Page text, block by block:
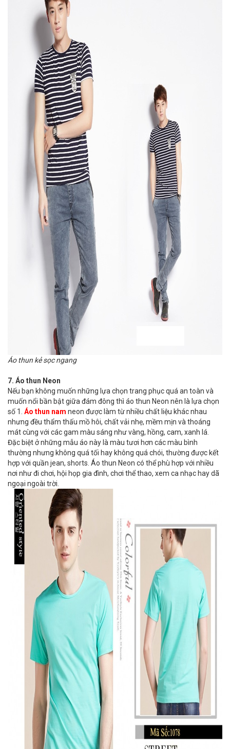
Áo thun kẻ sọc ngang
7. Áo thun Neon
Nếu bạn không muốn những lựa chọn trang phục quá an toàn và
muốn nổi bần bật giữa đám đông thì áo thun Neon nên là lựa chọn
số 1. Áo thun nam neon được làm từ nhiều chất liệu khác nhau
nhưng đều thẩm thấu mồ hôi, chất vải nhẹ, mềm mịn và thoáng
mát cùng với các gam màu sáng như vàng, hồng, cam, xanh lá.
Đặc biệt ở những mẫu áo này là màu tươi hơn các màu bình
thường nhưng không quá tối hay không quá chói, thường được kết
hợp với quần jean, shorts. Áo thun Neon có thể phù hợp với nhiều
nơi như đi chơi, hội họp gia đình, chơi thể thao, xem ca nhạc hay dã
ngoại ngoài trời.